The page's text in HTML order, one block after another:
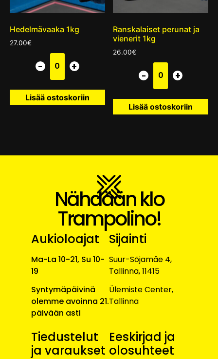
Hedelmävaaka 1kg
27.00€
Lisää ostoskoriin
Ranskalaiset perunat ja
vienerit 1kg
26.00€
Lisää ostoskoriin
Nähdään klo
Trampolino!
Aukioloajat
Ma-La 10-21, Su 10-
19
Syntymäpäivinä
olemme avoinna 21.
päivään asti
Sijainti
Suur-Sõjamäe 4,
Tallinna, 11415
Ülemiste Center,
Tallinna
Tiedustelut
ja varaukset
Eeskirjad ja
olosuhteet